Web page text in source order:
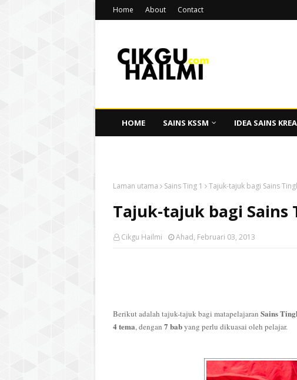
Home About Contact
HOME SAINS KSSM IDEA SAINS
Laman utama Sains Ting 1 Tajuk-tajuk bagi Sains
Tajuk-tajuk bagi Sains
Cikgu Hailmi Ahad, Februari 03, 2013
Berikut adalah tajuk-tajuk bagi matapelajaran Sains
4 tema, dengan 7 babyang perlu dikuasai oleh pelajar.